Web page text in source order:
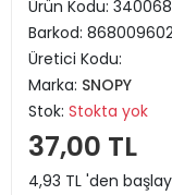
Ürün Kodu:
Barkod:
Üretici Kodu:
Marka: SNOPY
Stok: Stokta yok
37,00 TL
4,93 TL 'den